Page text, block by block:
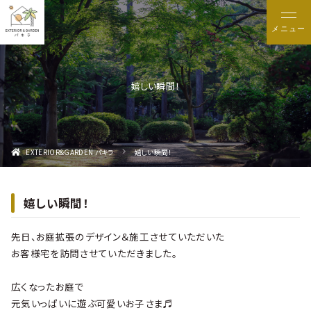
メニュー
嬉しい瞬間！
EXTERIOR&GARDEN パキラ 嬉しい瞬間！
嬉しい瞬間！
先日、お庭拡張のデザイン＆施工させていただいた
お客様宅を訪問させていただきました。
広くなったお庭で
元気いっぱいに遊ぶ可愛いお子さま♬